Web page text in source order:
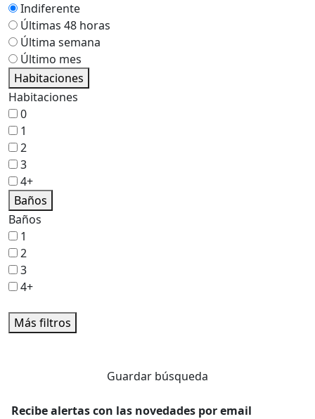
Indiferente
Últimas 48 horas
Última semana
Último mes
Habitaciones
Habitaciones
0
1
2
3
4+
Baños
Baños
1
2
3
4+
Más filtros
Guardar búsqueda
Recibe alertas con las novedades por email